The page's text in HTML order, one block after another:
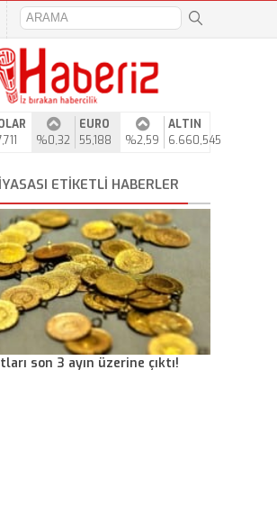
%0,32
EURO
55,188
%2,59
ALTIN
6.660,545
ETIKETLI HABERLER
son 3 ayın üzerine çıktı!